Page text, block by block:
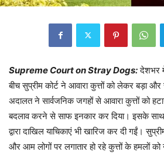
Supreme Court on Stray Dogs:देशभर
बीच सुप्रीम कोर्ट ने आवारा कुत्तों को लेकर बड़ा
अदालत ने सार्वजनिक जगहों से आवारा कुत्तों को
बदलाव करने से साफ इनकार कर दिया। इसके
द्वारा दाखिल याचिकाएं भी खारिज कर दी गईं।
और आम लोगों पर लगातार हो रहे कुत्तों के हमलों